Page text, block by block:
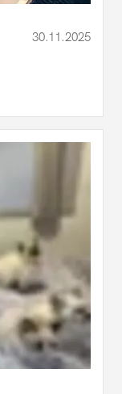
30.11.2025